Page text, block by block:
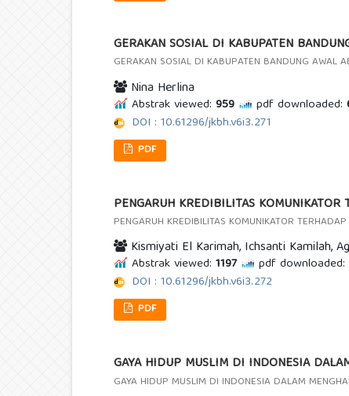
GERAKAN SOSIAL DI KABUPATEN
GERAKAN SOSIAL DI KABUPATEN BANDUNG AWAL
Nina Herlina
Abstrak viewed: 959 pdf downloaded:
DOI : 10.61296/jkbh.v6i3.271
PDF
PENGARUH KREDIBILITAS
PENGARUH KREDIBILITAS KOMUNIKATOR
Kismiyati El Karimah, Ichsanti Kamilah,
Abstrak viewed: 1197 pdf downloaded:
DOI : 10.61296/jkbh.v6i3.272
PDF
GAYA HIDUP MUSLIM DI INDONESIA
GAYA HIDUP MUSLIM DI INDONESIA DALAM